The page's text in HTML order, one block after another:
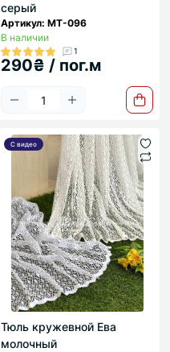
серый
Артикул: МТ-096
В наличии
1
290₴ / пог.м
С видео
Тюль кружевной Ева
молочный